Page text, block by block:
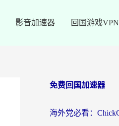
影音加速器 回国游戏VPN
免费回国加速器